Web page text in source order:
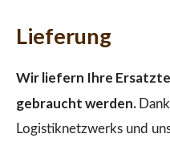
Lieferung
Wir liefern Ihre
gebraucht werden.
Logistiknetzwerks und